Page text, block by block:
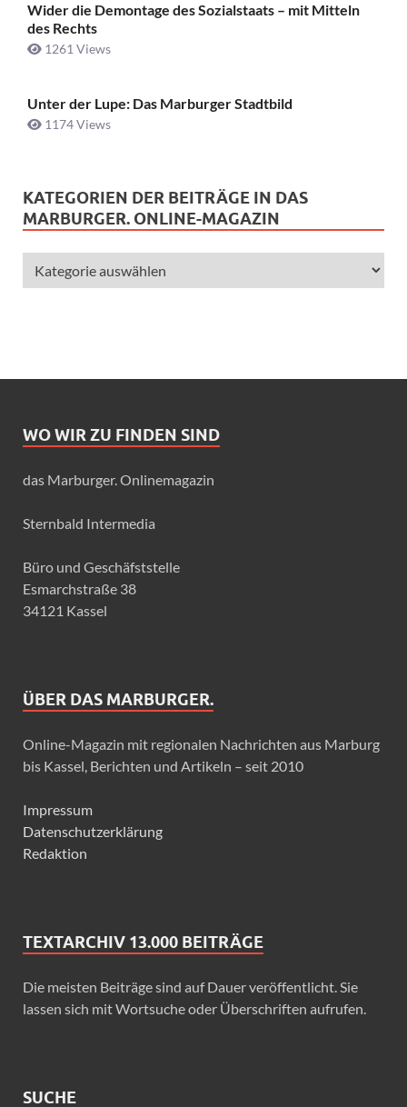
Wider die Demontage des Sozialstaats – mit Mitteln
des Rechts
1261 Views
Unter der Lupe: Das Marburger Stadtbild
1174 Views
KATEGORIEN DER BEITRÄGE IN DAS
MARBURGER. ONLINE-MAGAZIN
WO WIR ZU FINDEN SIND
das Marburger. Onlinemagazin
Sternbald Intermedia
Büro und Geschäfststelle
Esmarchstraße 38
34121 Kassel
ÜBER DAS MARBURGER.
Online-Magazin mit regionalen Nachrichten aus Marburg
bis Kassel, Berichten und Artikeln – seit 2010
Impressum
Datenschutzerklärung
Redaktion
TEXTARCHIV 13.000 BEITRÄGE
Die meisten Beiträge sind auf Dauer veröffentlicht. Sie
lassen sich mit Wortsuche oder Überschriften aufrufen.
SUCHE